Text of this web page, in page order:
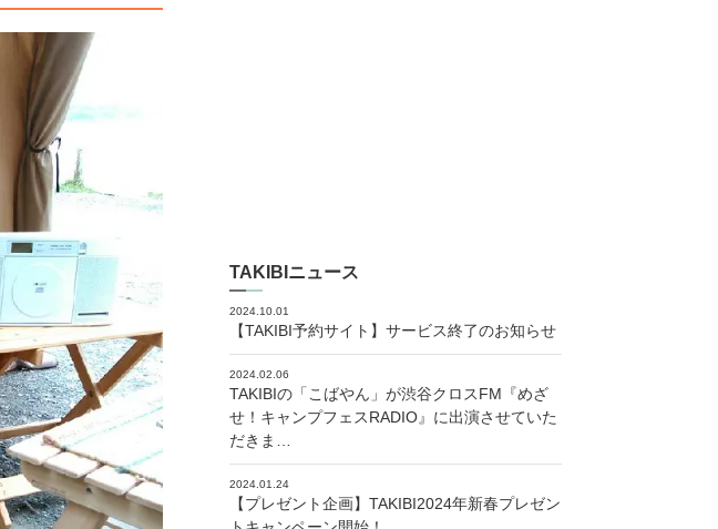
TAKIBIニュース
2024.10.01
【TAKIBI予約サイト】サービス終了のお知らせ
2024.02.06
TAKIBIの「こばやん」が渋谷クロスFM『めざ
せ！キャンプフェスRADIO』に出演させていた
だきま…
2024.01.24
【プレゼント企画】TAKIBI2024年新春プレゼン